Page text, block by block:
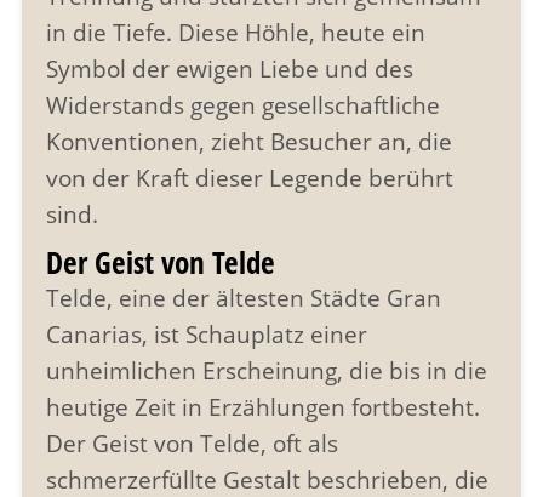
in die Tiefe. Diese Höhle, heute ein
Symbol der ewigen Liebe und des
Widerstands gegen gesellschaftliche
Konventionen, zieht Besucher an, die
von der Kraft dieser Legende berührt
sind.
Der Geist von Telde
Telde, eine der ältesten Städte Gran
Canarias, ist Schauplatz einer
unheimlichen Erscheinung, die bis in die
heutige Zeit in Erzählungen fortbesteht.
Der Geist von Telde, oft als
schmerzerfüllte Gestalt beschrieben, die